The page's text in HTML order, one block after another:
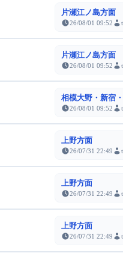
片瀬江ノ島方面
26/08/01 09:52
片瀬江ノ島方面
26/08/01 09:52
相模大野・新宿
26/08/01 09:52
上野方面
26/07/31 22:49
上野方面
26/07/31 22:49
上野方面
26/07/31 22:49